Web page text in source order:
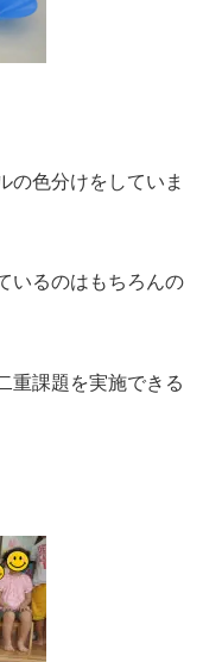
の色分けをしていま
いるのはもちろんの
重課題を実施できる